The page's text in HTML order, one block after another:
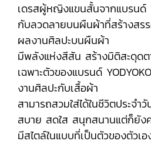
เดรสผู้หญิงแขนสั้นจากแบรนด์
กับลวดลายบนผืนผ้าที่สร้างสร
ผลงานศิลปะบนผืนผ้า
มีพลังแห่งสีสัน สร้างมิติสะดุด
เฉพาะตัวของแบรนด์
งานศิลปะกับเสื้อผ้า
สามารถสวมใส่ได้ในชีวิตประจ
สบาย สดใส สนุกสนานแต่ก็ยัง
มีสไตล์ในแบบที่เป็นตัวของตัวเอ